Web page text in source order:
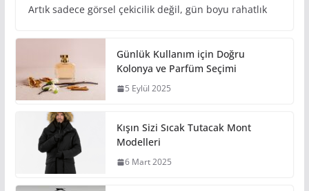
Artık sadece görsel çekicilik değil, gün boyu rahatlık
Günlük Kullanım için Doğru
Kolonya ve Parfüm Seçimi
5 Eylül 2025
Kışın Sizi Sıcak Tutacak Mont
Modelleri
6 Mart 2025